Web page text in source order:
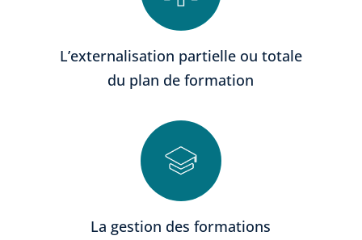
L’externalisation partielle ou totale
du plan de formation
La gestion des formations